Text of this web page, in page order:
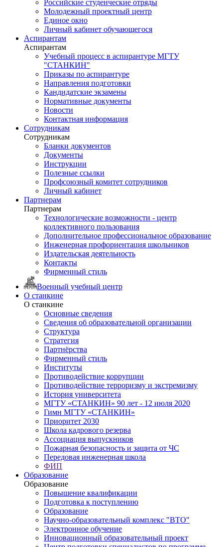
Российские студенческие отряды
Молодежный проектный центр
Единое окно
Личный кабинет обучающегося
Аспирантам
Аспирантам
Учебный процесс в аспирантуре МГТУ
"СТАНКИН"
Приказы по аспирантуре
Направления подготовки
Кандидатские экзамены
Нормативные документы
Новости
Контактная информация
Сотрудникам
Сотрудникам
Бланки документов
Документы
Инструкции
Полезные ссылки
Профсоюзный комитет сотрудников
Личный кабинет
Партнерам
Партнерам
Технологические возможности - центр
коллективного пользования
Дополнительное профессиональное образование
Инженерная профориентация школьников
Издательская деятельность
Контакты
Фирменный стиль
Военный учебный центр
О станкине
О станкине
Основные сведения
Сведения об образовательной организации
Структура
Стратегия
Партнёрства
Фирменный стиль
Институты
Противодействие коррупции
Противодействие терроризму и экстремизму
История университета
МГТУ «СТАНКИН» 90 лет - 12 июля 2020
Гимн МГТУ «СТАНКИН»
Приоритет 2030
Школа кадрового резерва
Ассоциация выпускников
Пожарная безопасность и защита от ЧС
Передовая инженерная школа
ФИП
Образование
Образование
Повышение квалификации
Подготовка к поступлению
Образование
Научно-образовательный комплекс "ВТО"
Электронное обучение
Инновационный образовательный проект